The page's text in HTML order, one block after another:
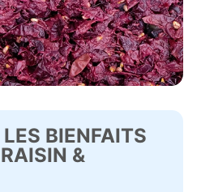
BIENFAITS
&